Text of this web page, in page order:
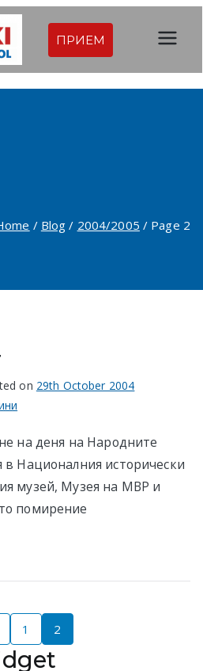
Междуна
родна
и |
в София
ПРИЕМ
Blog 2004/2005 Page 2
on 29th October 2004
на деня на Народните
Националния исторически
музей, Музея на МВР и
помирение
1 2